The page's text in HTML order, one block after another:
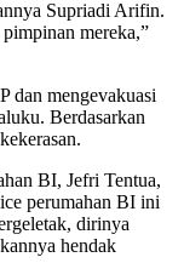
Supriadi Arifin.
mereka,”
dan mengevakuasi
Berdasarkan
BI, Jefri Tentua,
perumahan BI ini
dirinya
hendak